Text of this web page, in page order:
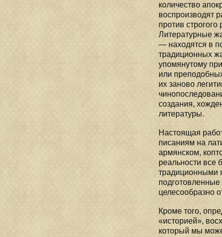
количество
воспроизводят
против
Литературные
— находятся в
традиционных
упомянутому
или
их заново
создания,
литературы.
Настоящая
писаниям на
армянском,
реальности все
традиционными
целесообразно
Кроме того,
«историей»,
который мы